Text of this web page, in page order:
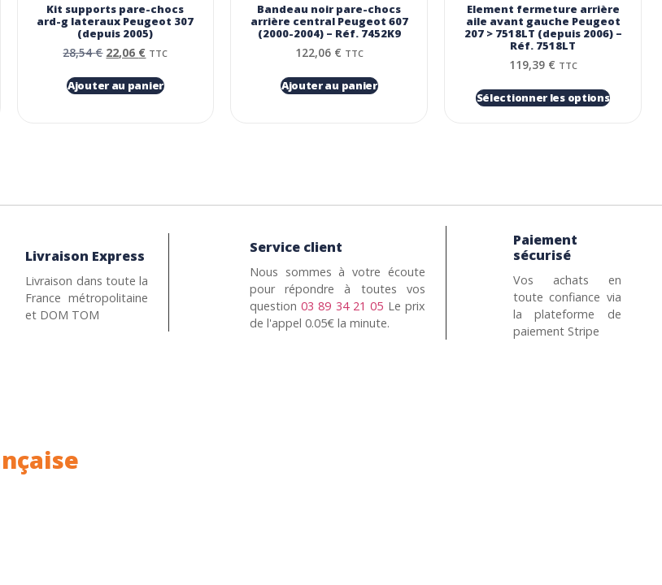
Kit supports pare-chocs
ard-g lateraux Peugeot 307
(depuis 2005)
28,54€ 22,06 € TTC
Ajouter au panier
Bandeau noir pare-chocs
arrière central Peugeot 607
(2000-2004) – Réf. 7452K9
122,06 € TTC
Ajouter au panier
Element fermeture arrière
aile avant gauche Peugeot
207 > 7518LT (depuis 2006) –
Réf. 7518LT
119,39 € TTC
Sélectionner les options
Livraison Express
Livraison dans toute la
France métropolitaine
et DOM TOM
Service client
Nous sommes à votre écoute
pour répondre à toutes vos
question03 89 34 21 05 Le prix
de l'appel 0.05€ la minute.
Paiement
sécurisé
Vos achats en
toute confiance via
la plateforme de
paiement Stripe